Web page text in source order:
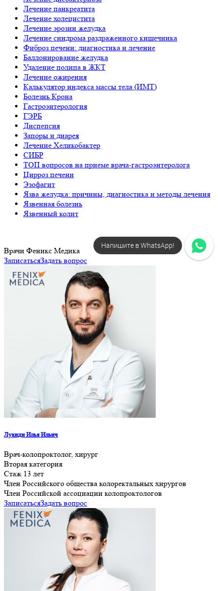
Лечение панкреатита
Лечение холецистита
Лечение эрозии желудка
Лечение синдрома раздраженного кишечника
Фиброз печени: диагностика и лечение
Баллонирование желудка
Удаление полипа в ЖКТ
Лечение ожирения
Калькулятор индекса массы тела (ИМТ)
Болезнь Крона
Гастроэнтерология
ГЭРБ
Диспепсия
Запоры и диарея
Лечение Хеликобактер
СИБР
ТОП вопросов на приеме врача-гастроэнтеролога
Цирроз печени
Эзофагит
Язва желудка: причины, диагностика и методы лечения
Язвенная болезнь
Язвенный колит
Врачи Феникс Медика
ЗаписатьсяЗадать вопрос
Лукиди Илья Ильич
Врач-колопроктолог, хирург
Вторая категория
Стаж 13 лет
Член Российского общества колоректальных хирургов
Член Российской ассоциации колопроктологов
ЗаписатьсяЗадать вопрос
Напишите в WhatsApp!